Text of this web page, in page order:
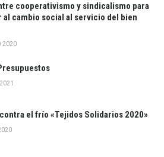
cooperativismo y sindicalismo para
cambio social al servicio del bien
2020
el frío «Tejidos Solidarios 2020»